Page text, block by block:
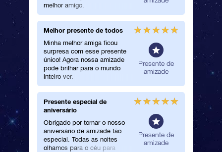
melhor amigo.
Melhor presente de todos
Minha melhor amiga ficou
surpresa com esse presente
único! Agora nossa amizade
pode brilhar para o mundo
inteiro ver.
Presente de
amizade
Presente especial de
aniversário
Obrigado por tornar o nosso
aniversário de amizade tão
especial. Todas as noites
olhamos para o céu para
Presente de
amizade
Touro
Eu
Um
bom
Um